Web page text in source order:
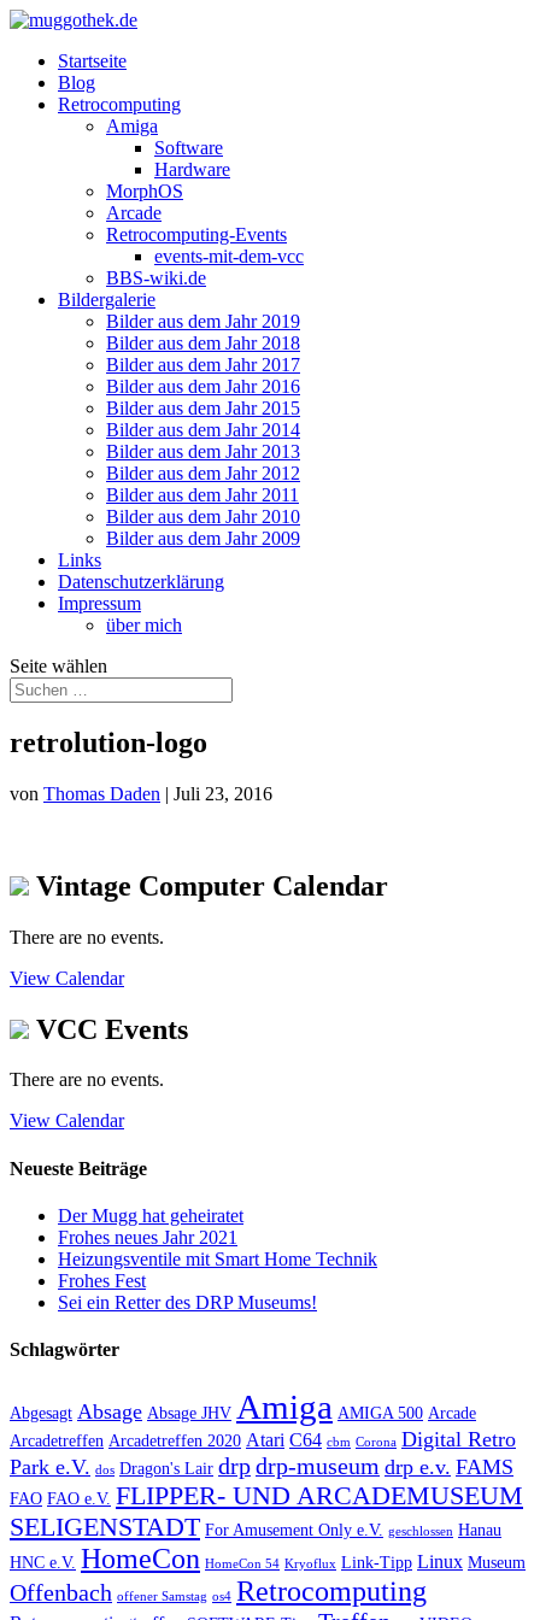
Startseite
Blog
Retrocomputing
Amiga
Software
Hardware
MorphOS
Arcade
Retrocomputing-Events
events-mit-dem-vcc
BBS-wiki.de
Bildergalerie
Bilder aus dem Jahr 2019
Bilder aus dem Jahr 2018
Bilder aus dem Jahr 2017
Bilder aus dem Jahr 2016
Bilder aus dem Jahr 2015
Bilder aus dem Jahr 2014
Bilder aus dem Jahr 2013
Bilder aus dem Jahr 2012
Bilder aus dem Jahr 2011
Bilder aus dem Jahr 2010
Bilder aus dem Jahr 2009
Links
Datenschutzerklärung
Impressum
über mich
Seite wählen
retrolution-logo
von Thomas Daden | Juli 23, 2016
Vintage Computer Calendar
There are no events.
View Calendar
VCC Events
There are no events.
View Calendar
Neueste Beiträge
Der Mugg hat geheiratet
Frohes neues Jahr 2021
Heizungsventile mit Smart Home Technik
Frohes Fest
Sei ein Retter des DRP Museums!
Schlagwörter
Abgesagt Absage Absage JHV Amiga AMIGA 500 Arcade
Arcadetreffen Arcadetreffen 2020 Atari C64 cbm Corona Digital Retro
Park e.V. dos Dragon's Lair drpdrp-museum drp e.v. FAMS
FAO FAO e.V. FLIPPER- UND ARCADEMUSEUM
SELIGENSTADT For Amusement Only e.V. geschlossen Hanau
HNC e.V. HomeCon HomeCon 54 Kryoflux Link-Tipp Linux Museum
Offenbach offener Samstag os4 Retrocomputing